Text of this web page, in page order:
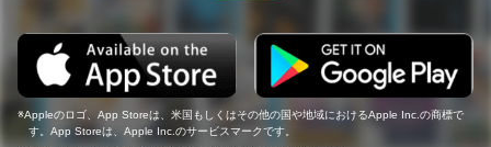
Appleのロゴ、App Storeは、米国もしくはその他の国や地域におけるApple Inc.の商標で
す。App Storeは、Apple Inc.のサービスマークです。